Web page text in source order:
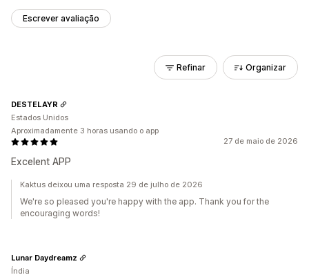
Escrever avaliação
Refinar Organizar
27 de maio de 2026
Excelent APP
DESTELAYR
Estados Unidos
Aproximadamente 3 horas usando o app
Kaktus deixou uma resposta 29 de julho de 2026
We're so pleased you're happy with the app. Thank you for the
encouraging words!
Lunar Daydreamz
Índia